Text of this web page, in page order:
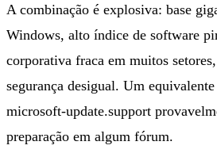
A combinação é explosiva: base
Windows, alto índice de software
corporativa fraca em muitos
segurança desigual. Um
microsoft-update.support
preparação em algum fórum.